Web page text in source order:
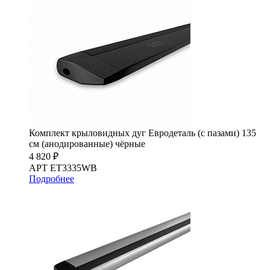
Комплект крыловидных дуг Евродеталь (с пазами) 135
см (анодированные) чёрные
4 820 ₽
АРТ ET3335WB
Подробнее